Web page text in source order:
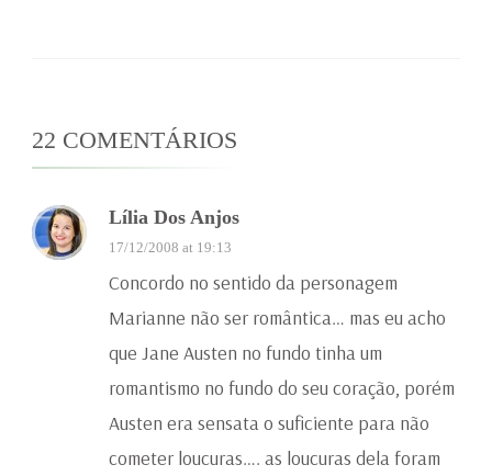
22 COMENTÁRIOS
Lília Dos Anjos
17/12/2008 at 19:13
Concordo no sentido da personagem
Marianne não ser romântica… mas eu acho
que Jane Austen no fundo tinha um
romantismo no fundo do seu coração, porém
Austen era sensata o suficiente para não
cometer loucuras…. as loucuras dela foram